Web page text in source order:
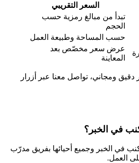
السعر التقريبي
تبدأ من مبالغ رمزية حسب
الحجم
حسب المساحة وطبيعة العمل
عرض سعر مخصّص بعد
المعاينة
ومجاني، تواصل معنا عبر أزرار
في الخبر؟
في الخبر وجميع أحيائها بفريق مدرّب
العمل.